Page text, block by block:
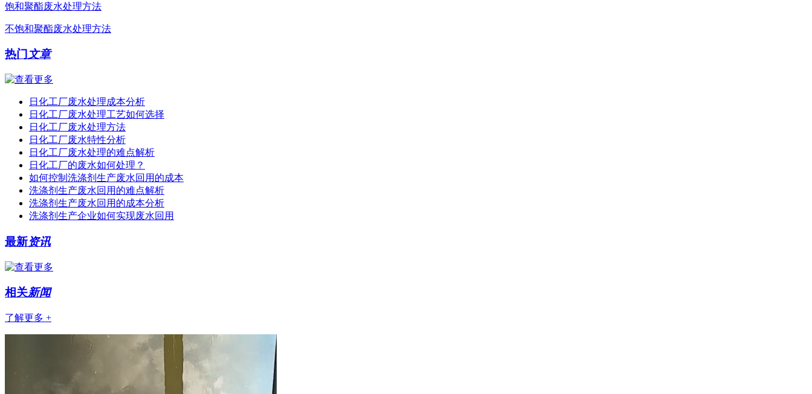
饱和聚酯废水处理方法
不饱和聚酯废水处理方法
热门 文章
日化工厂废水处理成本分析
日化工厂废水处理工艺如何选择
日化工厂废水处理方法
日化工厂废水特性分析
日化工厂废水处理的难点解析
日化工厂的废水如何处理？
如何控制洗涤剂生产废水回用的成本
洗涤剂生产废水回用的难点解析
洗涤剂生产废水回用的成本分析
洗涤剂生产企业如何实现废水回用
最新资讯
相关新闻
了解更多 +